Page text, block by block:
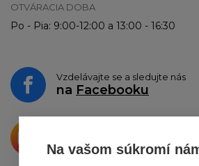
Na vašom súkromí
OTVÁRACIA DOBA
Po - Pia: 9:00-12:00 a 13:00 - 16:30
Vzdelávajte se a sledujte nás
na Facebooku
o zdieľanie na